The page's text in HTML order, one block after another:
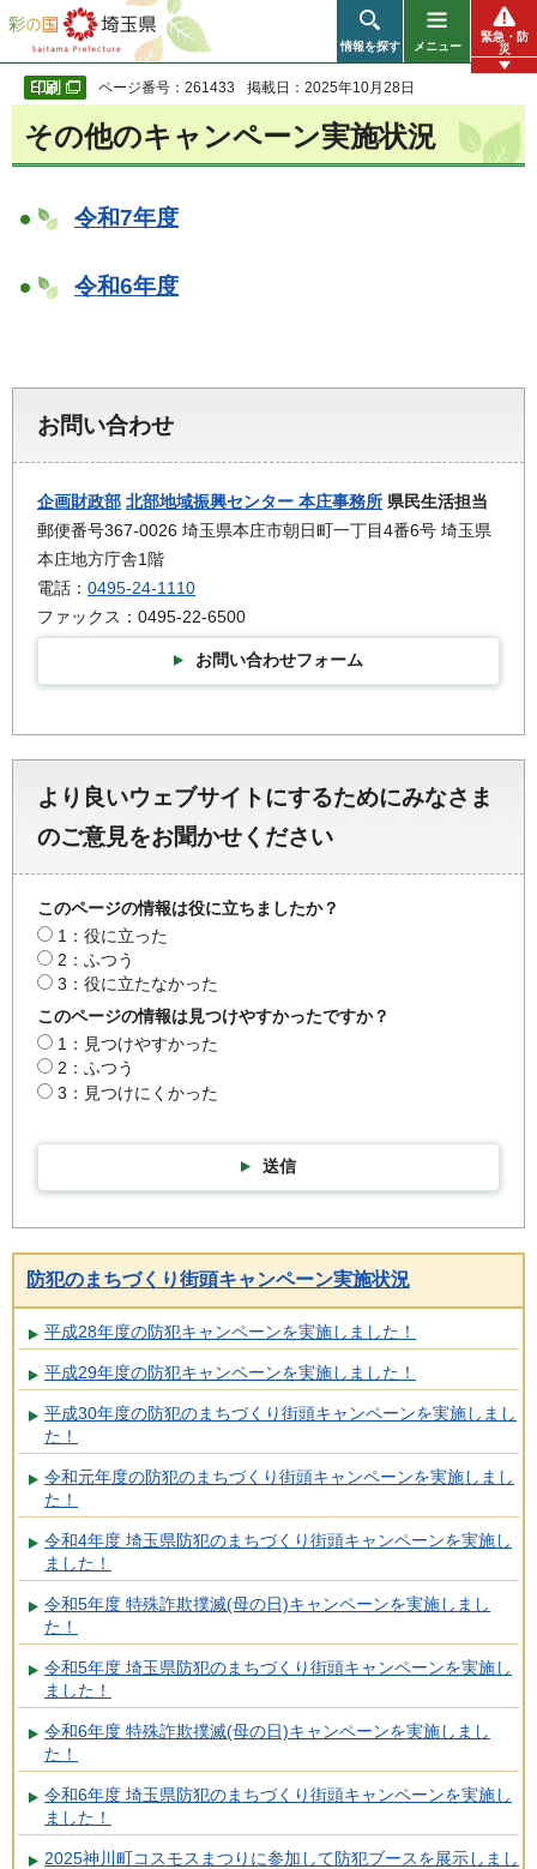
彩の国 埼玉県
情報を探す メニュー
緊急・防
災
ページ番号：261433 掲載日：2025年10月28日
その他のキャンペーン実施状況
令和7年度
令和6年度
お問い合わせ
企画財政部 北部地域振興センター 本庄事務所 県民生活担当
郵便番号367-0026 埼玉県本庄市朝日町一丁目4番6号 埼玉県
本庄地方庁舎1階
電話： 0495-24-1110
ファックス：0495-22-6500
お問い合わせフォーム
より良いウェブサイトにするためにみなさま
のご意見をお聞かせください
このページの情報は役に立ちましたか？
1：役に立った
2：ふつう
3：役に立たなかった
このページの情報は見つけやすかったですか？
1：見つけやすかった
2：ふつう
3：見つけにくかった
送信
防犯のまちづくり街頭キャンペーン実施状況
平成28年度の防犯キャンペーンを実施しました！
平成29年度の防犯キャンペーンを実施しました！
平成30年度の防犯のまちづくり街頭キャンペーンを実施しまし
た！
令和元年度の防犯のまちづくり街頭キャンペーンを実施しまし
た！
令和4年度 埼玉県防犯のまちづくり街頭キャンペーンを実施し
ました！
令和5年度 特殊詐欺撲滅(母の日)キャンペーンを実施しまし
た！
令和5年度 埼玉県防犯のまちづくり街頭キャンペーンを実施し
ました！
令和6年度 特殊詐欺撲滅(母の日)キャンペーンを実施しまし
た！
令和6年度 埼玉県防犯のまちづくり街頭キャンペーンを実施し
ました！
2025神川町コスモスまつりに参加して防犯ブースを展示しまし